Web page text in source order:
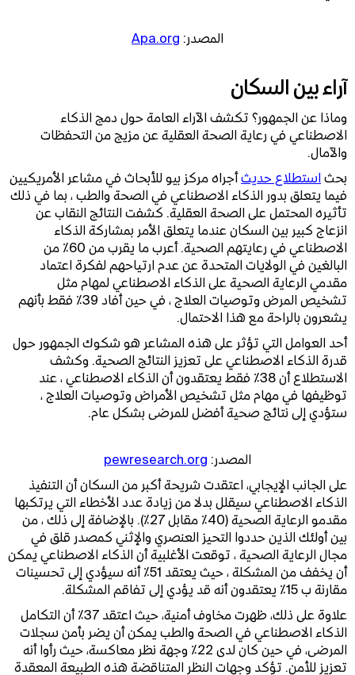
المصدر:Apa.org
آراء بين السكان
وماذا عن الجمهور؟ تكشف الآراء العامة حول دمج الذكاء
الاصطناعي في رعاية الصحة العقلية عن مزيج من التحفظات
والآمال.
بحثاستطلاع حديثأجراه مركز بيو للأبحاث في مشاعر الأمريكيين
فيما يتعلق بدور الذكاء الاصطناعي في الصحة والطب ، بما في ذلك
تأثيره المحتمل على الصحة العقلية. كشفت النتائج النقاب عن
انزعاج كبير بين السكان عندما يتعلق الأمر بمشاركة الذكاء
الاصطناعي في رعايتهم الصحية. أعرب ما يقرب من 60٪ من
البالغين في الولايات المتحدة عن عدم ارتياحهم لفكرة اعتماد
مقدمي الرعاية الصحية على الذكاء الاصطناعي لمهام مثل
تشخيص المرض وتوصيات العلاج ، في حين أفاد 39٪ فقط بأنهم
يشعرون بالراحة مع هذا الاحتمال.
أحد العوامل التي تؤثر على هذه المشاعر هو شكوك الجمهور حول
قدرة الذكاء الاصطناعي على تعزيز النتائج الصحية. وكشف
الاستطلاع أن 38٪ فقط يعتقدون أن الذكاء الاصطناعي ، عند
توظيفها في مهام مثل تشخيص الأمراض وتوصيات العلاج ،
ستؤدي إلى نتائج صحية أفضل للمرضى بشكل عام.
المصدر:pewresearch.org
على الجانب الإيجابي، اعتقدت شريحة أكبر من السكان أن التنفيذ
الذكاء الاصطناعي سيقلل بدلا من زيادة عدد الأخطاء التي يرتكبها
مقدمو الرعاية الصحية (40٪ مقابل 27٪). بالإضافة إلى ذلك ، من
بين أولئك الذين حددوا التحيز العنصري والإثني كمصدر قلق في
مجال الرعاية الصحية ، توقعت الأغلبية أن الذكاء الاصطناعي يمكن
أن يخفف من المشكلة ، حيث يعتقد 51٪ أنه سيؤدي إلى تحسينات
مقارنة ب 15٪ يعتقدون أنه قد يؤدي إلى تفاقم المشكلة.
علاوة على ذلك، ظهرت مخاوف أمنية، حيث اعتقد 37٪ أن التكامل
الذكاء الاصطناعي في الصحة والطب يمكن أن يضر بأمن سجلات
المرضى، في حين كان لدى 22٪ وجهة نظر معاكسة، حيث رأوا أنه
تعزيز للأمن. تؤكد وجهات النظر المتناقضة هذه الطبيعة المعقدة